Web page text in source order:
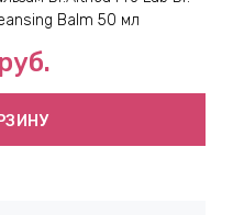
Balm 50 мл
руб.